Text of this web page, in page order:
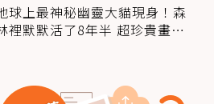
球上最神秘幽靈大貓現身！森
裡默默活了8年半 超珍貴畫面